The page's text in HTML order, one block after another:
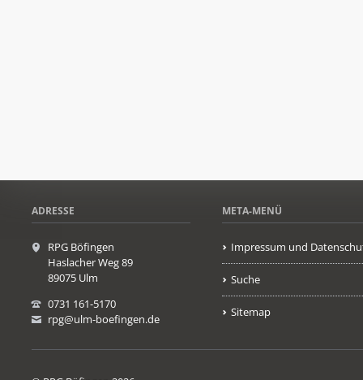
ADRESSE
RPG Böfingen
Haslacher Weg 89
89075 Ulm
0731 161-5170
rpg@ulm-boefingen.de
META-MENÜ
Impressum und
Suche
Sitemap